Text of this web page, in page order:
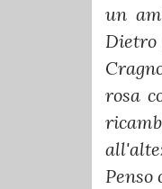
un
Dietro
rosa